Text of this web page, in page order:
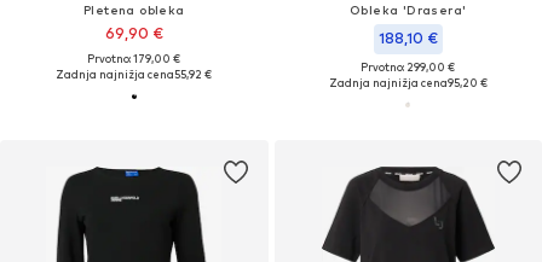
Pletena obleka
69,90 €
Prvotno: 179,00 €
Zadnja najnižja cena55,92 €
Obleka 'Drasera'
188,10 €
Prvotno: 299,00 €
Zadnja najnižja cena95,20 €